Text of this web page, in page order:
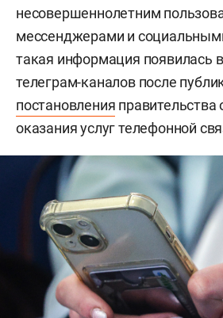
несовершеннолетним
мессенджерами и
такая информация появилась
телеграм-каналов после
постановления правительства
оказания услуг телефонной